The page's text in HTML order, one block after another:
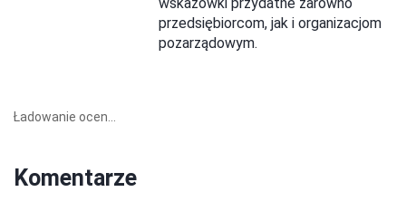
przedsiębiorcom, jak i organizacjom
pozarządowym.
Ładowanie ocen...
Komentarze